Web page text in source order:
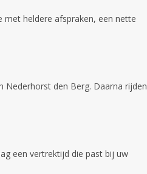
heldere afspraken, een nette
Nederhorst den Berg. Daarna rijden
een vertrektijd die past bij uw